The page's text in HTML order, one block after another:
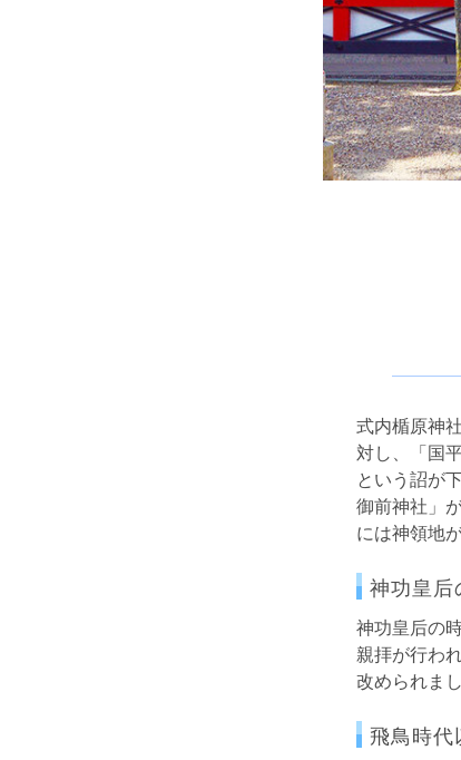
式内楯原神
対し、「国
という詔が
御前神社」
には神領地
神功皇后
神功皇后の
親拝が行わ
改められま
飛鳥時代